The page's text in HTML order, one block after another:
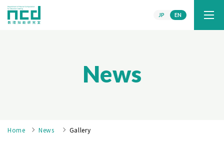
JP EN
News
Home News Gallery